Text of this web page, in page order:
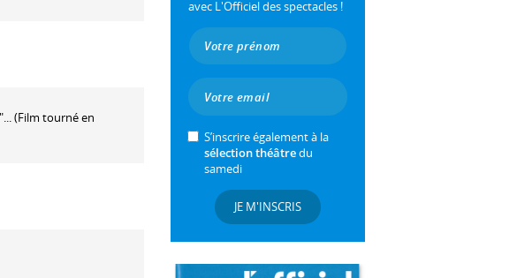
(Film tourné en
avec L'Officiel des spectacles !
S’inscrire également à la
sélection théâtredu
samedi
JE M'INSCRIS